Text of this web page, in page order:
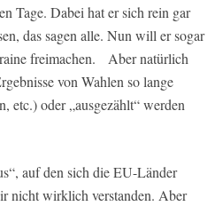
Tage. Dabei hat er sich rein gar
das sagen alle. Nun will er sogar
freimachen. Aber natürlich
von Wahlen so lange
etc.) oder „ausgezählt“ werden
auf den sich die EU-Länder
nicht wirklich verstanden. Aber